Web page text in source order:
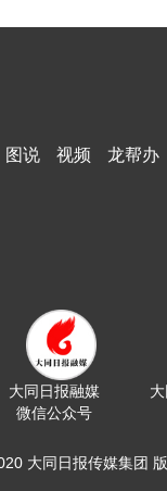
图说 视频 龙帮办
大同日报融媒
微信公众号
大同日报传媒集团